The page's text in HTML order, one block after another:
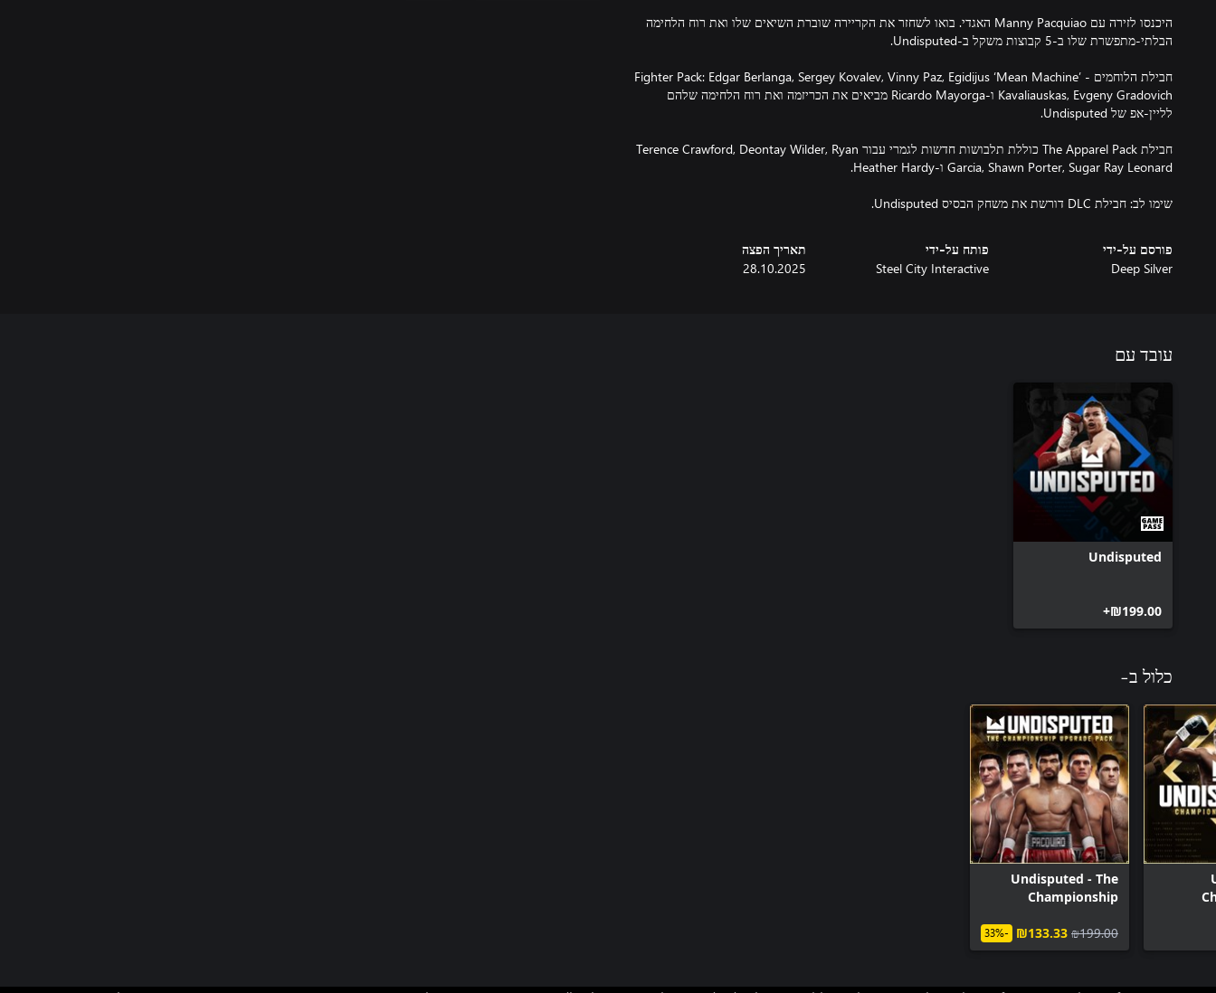
היכנסו לזירה עם Manny Pacquiao האגדי. בואו לשחזר את הקריירה שוברת השיאים שלו ואת רוח הלחימה
חבילת הלוחמים - Fighter Pack: Edgar Berlanga, Sergey Kovalev, Vinny Paz, Egidijus ‘Mean Machine’
Kavaliauskas, Evgeny Gradovich ו-Ricardo Mayorga מביאים את הכריזמה ואת רוח הלחימה שלהם
חבילת The Apparel Pack כוללת תלבושות חדשות לגמרי עבור Terence Crawford, Deontay Wilder, Ryan
שימו לב: חבילת DLC דורשת את משחק הבסיס Undisputed.
פורסם על-ידי
Deep Silver
פותח על-ידי
Steel City Interactive
תאריך הפצה
28.10.2025
עובד עם
Undisputed
‪₪‎199.00‬+
כלול ב-
Undisputed - The
Championship
‪₪‎199.00‬
‪₪‎133.33‬
-33%